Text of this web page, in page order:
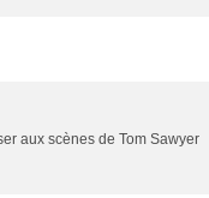
aux scènes de Tom Sawyer